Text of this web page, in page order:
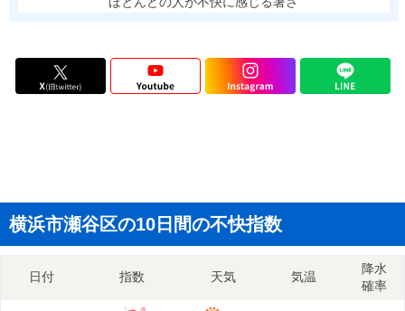
横浜市瀬谷区の10日間の不快指数
日付 指数 天気 気温
降水
確率